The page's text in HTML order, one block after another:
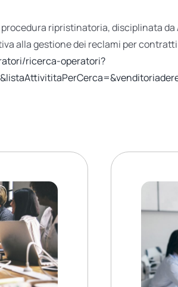
ripristinatoria, disciplinata da
alla gestione dei reclami per
ricerca-operatori?